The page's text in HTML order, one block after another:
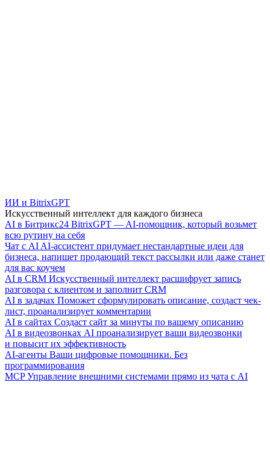
ИИ и BitrixGPT
Искусственный интеллект для каждого бизнеса
AI в Битрикс24 BitrixGPT — AI-помощник, который возьмет
всю рутину на себя
Чат с AI AI-ассистент придумает нестандартные идеи для
бизнеса, напишет продающий текст рассылки или даже станет
для вас коучем
AI в CRM Искусственный интеллект расшифрует запись
разговора с клиентом и заполнит CRM
AI в задачах Поможет сформулировать описание, создаст чек-
лист, проанализирует комментарии
AI в сайтах Создаст сайт за минуты по вашему описанию
AI в видеозвонках AI проанализирует ваши видеозвонки
и повысит их эффективность
AI-агенты Ваши цифровые помощники. Без
программирования
MCP Управление внешними системами прямо из чата с AI